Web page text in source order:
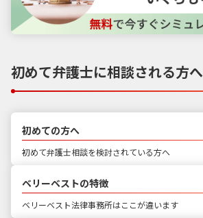
初めて弁護士に相談される方へ
初めての方へ
初めて弁護士相談を検討されている方へ
ベリーベストの特徴
ベリーベスト法律事務所はここが違います